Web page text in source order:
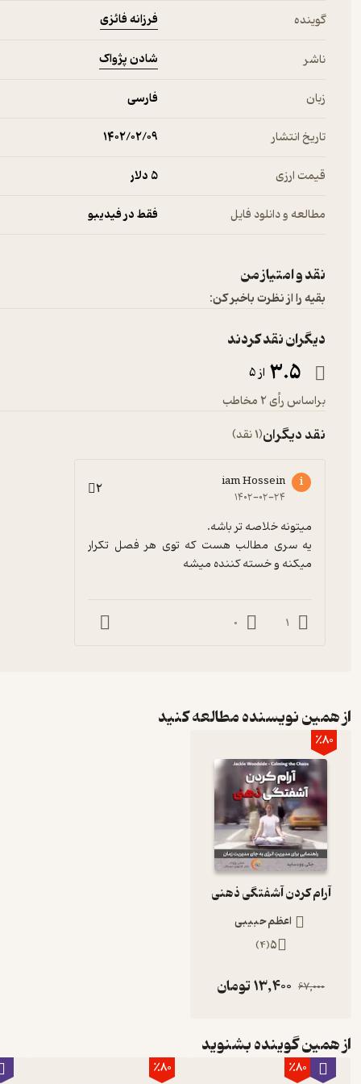
گوینده فرزانه فائزی
ناشر شادن پژواک
زبان فارسی
تاریخ انتشار ۱۴۰۲/۰۲/۰۹
قیمت ارزی 5 دلار
مطالعه و دانلود فایل فقط در فیدیبو
نقد و امتیاز من
بقیه را از نظرت باخبر کن:
دیگران نقد کردند
3.5 از 5
براساس رأی 2 مخاطب
نقد دیگران(1 نقد)
i
iam Hossein
۱۴۰۲-۰۲-۲۴ 2
میکنه و خسته کننده میشه
1
0
از همین نویسنده مطالعه کنید
٪80
آرام کردن آشفتگی ذهنی
اعظم حبیبی
5
(
4
)
67,000
13,400تومان
از همین گوینده بشنوید
٪80 ٪80